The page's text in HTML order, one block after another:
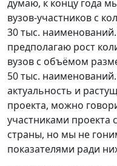
думаю, к концу года
вузов-участников с
30 тыс.
предполагаю рост
вузов с объёмом
50 тыс.
актуальность и
проекта, можно
участниками проекта
страны, но мы не
показателями ради